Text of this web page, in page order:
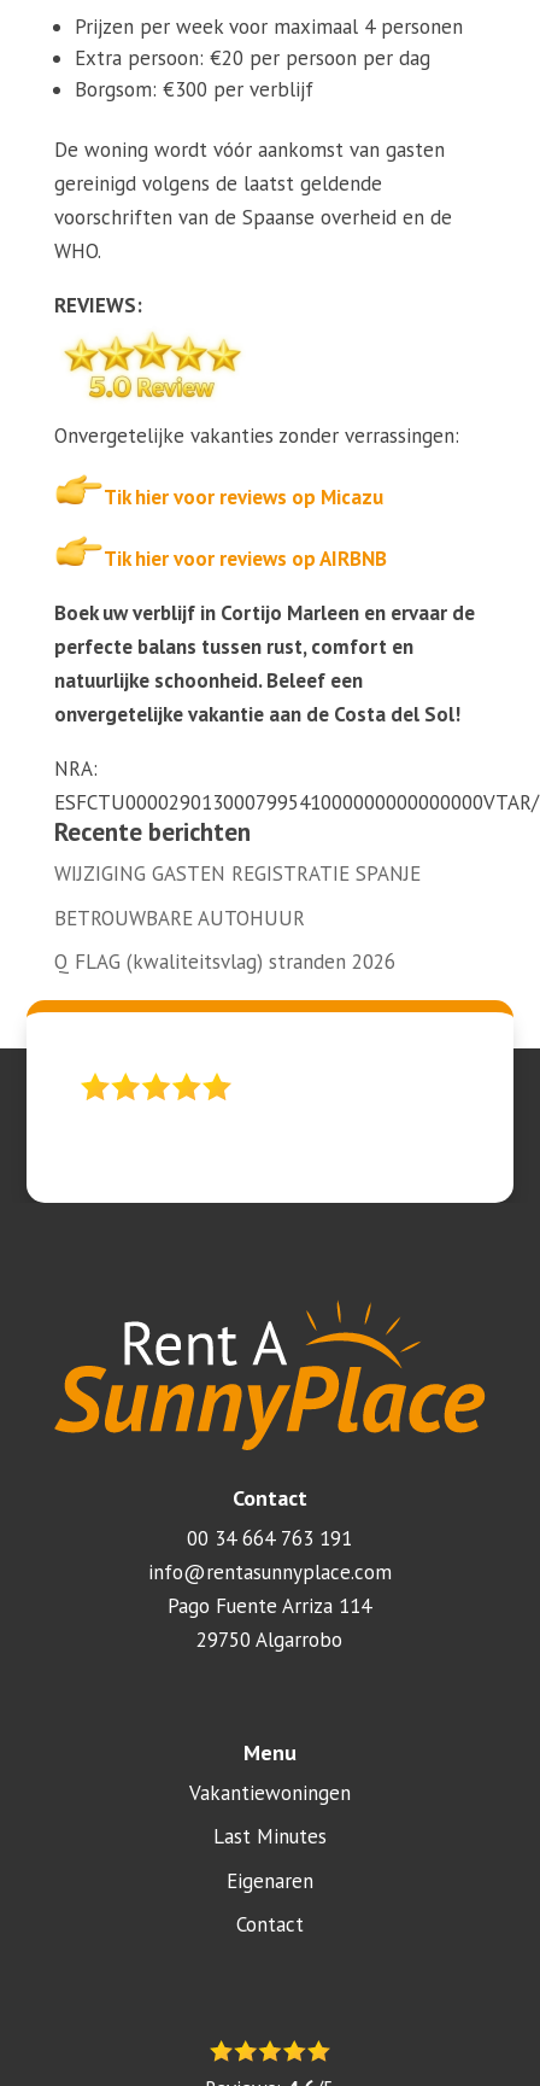
Prijzen per week voor maximaal 4 personen
Extra persoon: €20 per persoon per dag
Borgsom: €300 per verblijf
De woning wordt vóór aankomst van gasten
gereinigd volgens de laatst geldende
voorschriften van de Spaanse overheid en de
WHO.
REVIEWS:
Onvergetelijke vakanties zonder verrassingen:
Tik hier voor reviews op Micazu
Tik hier voor reviews op AIRBNB
Boek uw verblijf in Cortijo Marleen en ervaar de
perfecte balans tussen rust, comfort en
natuurlijke schoonheid. Beleef een
onvergetelijke vakantie aan de Costa del Sol!
NRA:
Recente berichten
WIJZIGING GASTEN REGISTRATIE SPANJE
BETROUWBARE AUTOHUUR
Q FLAG (kwaliteitsvlag) stranden 2026
Contact
00 34 664 763 191
info@rentasunnyplace.com
Pago Fuente Arriza 114
29750 Algarrobo
Menu
Vakantiewoningen
Last Minutes
Eigenaren
Contact